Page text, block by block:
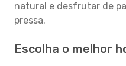
natural e desfrutar de
pressa.
Escolha o melhor